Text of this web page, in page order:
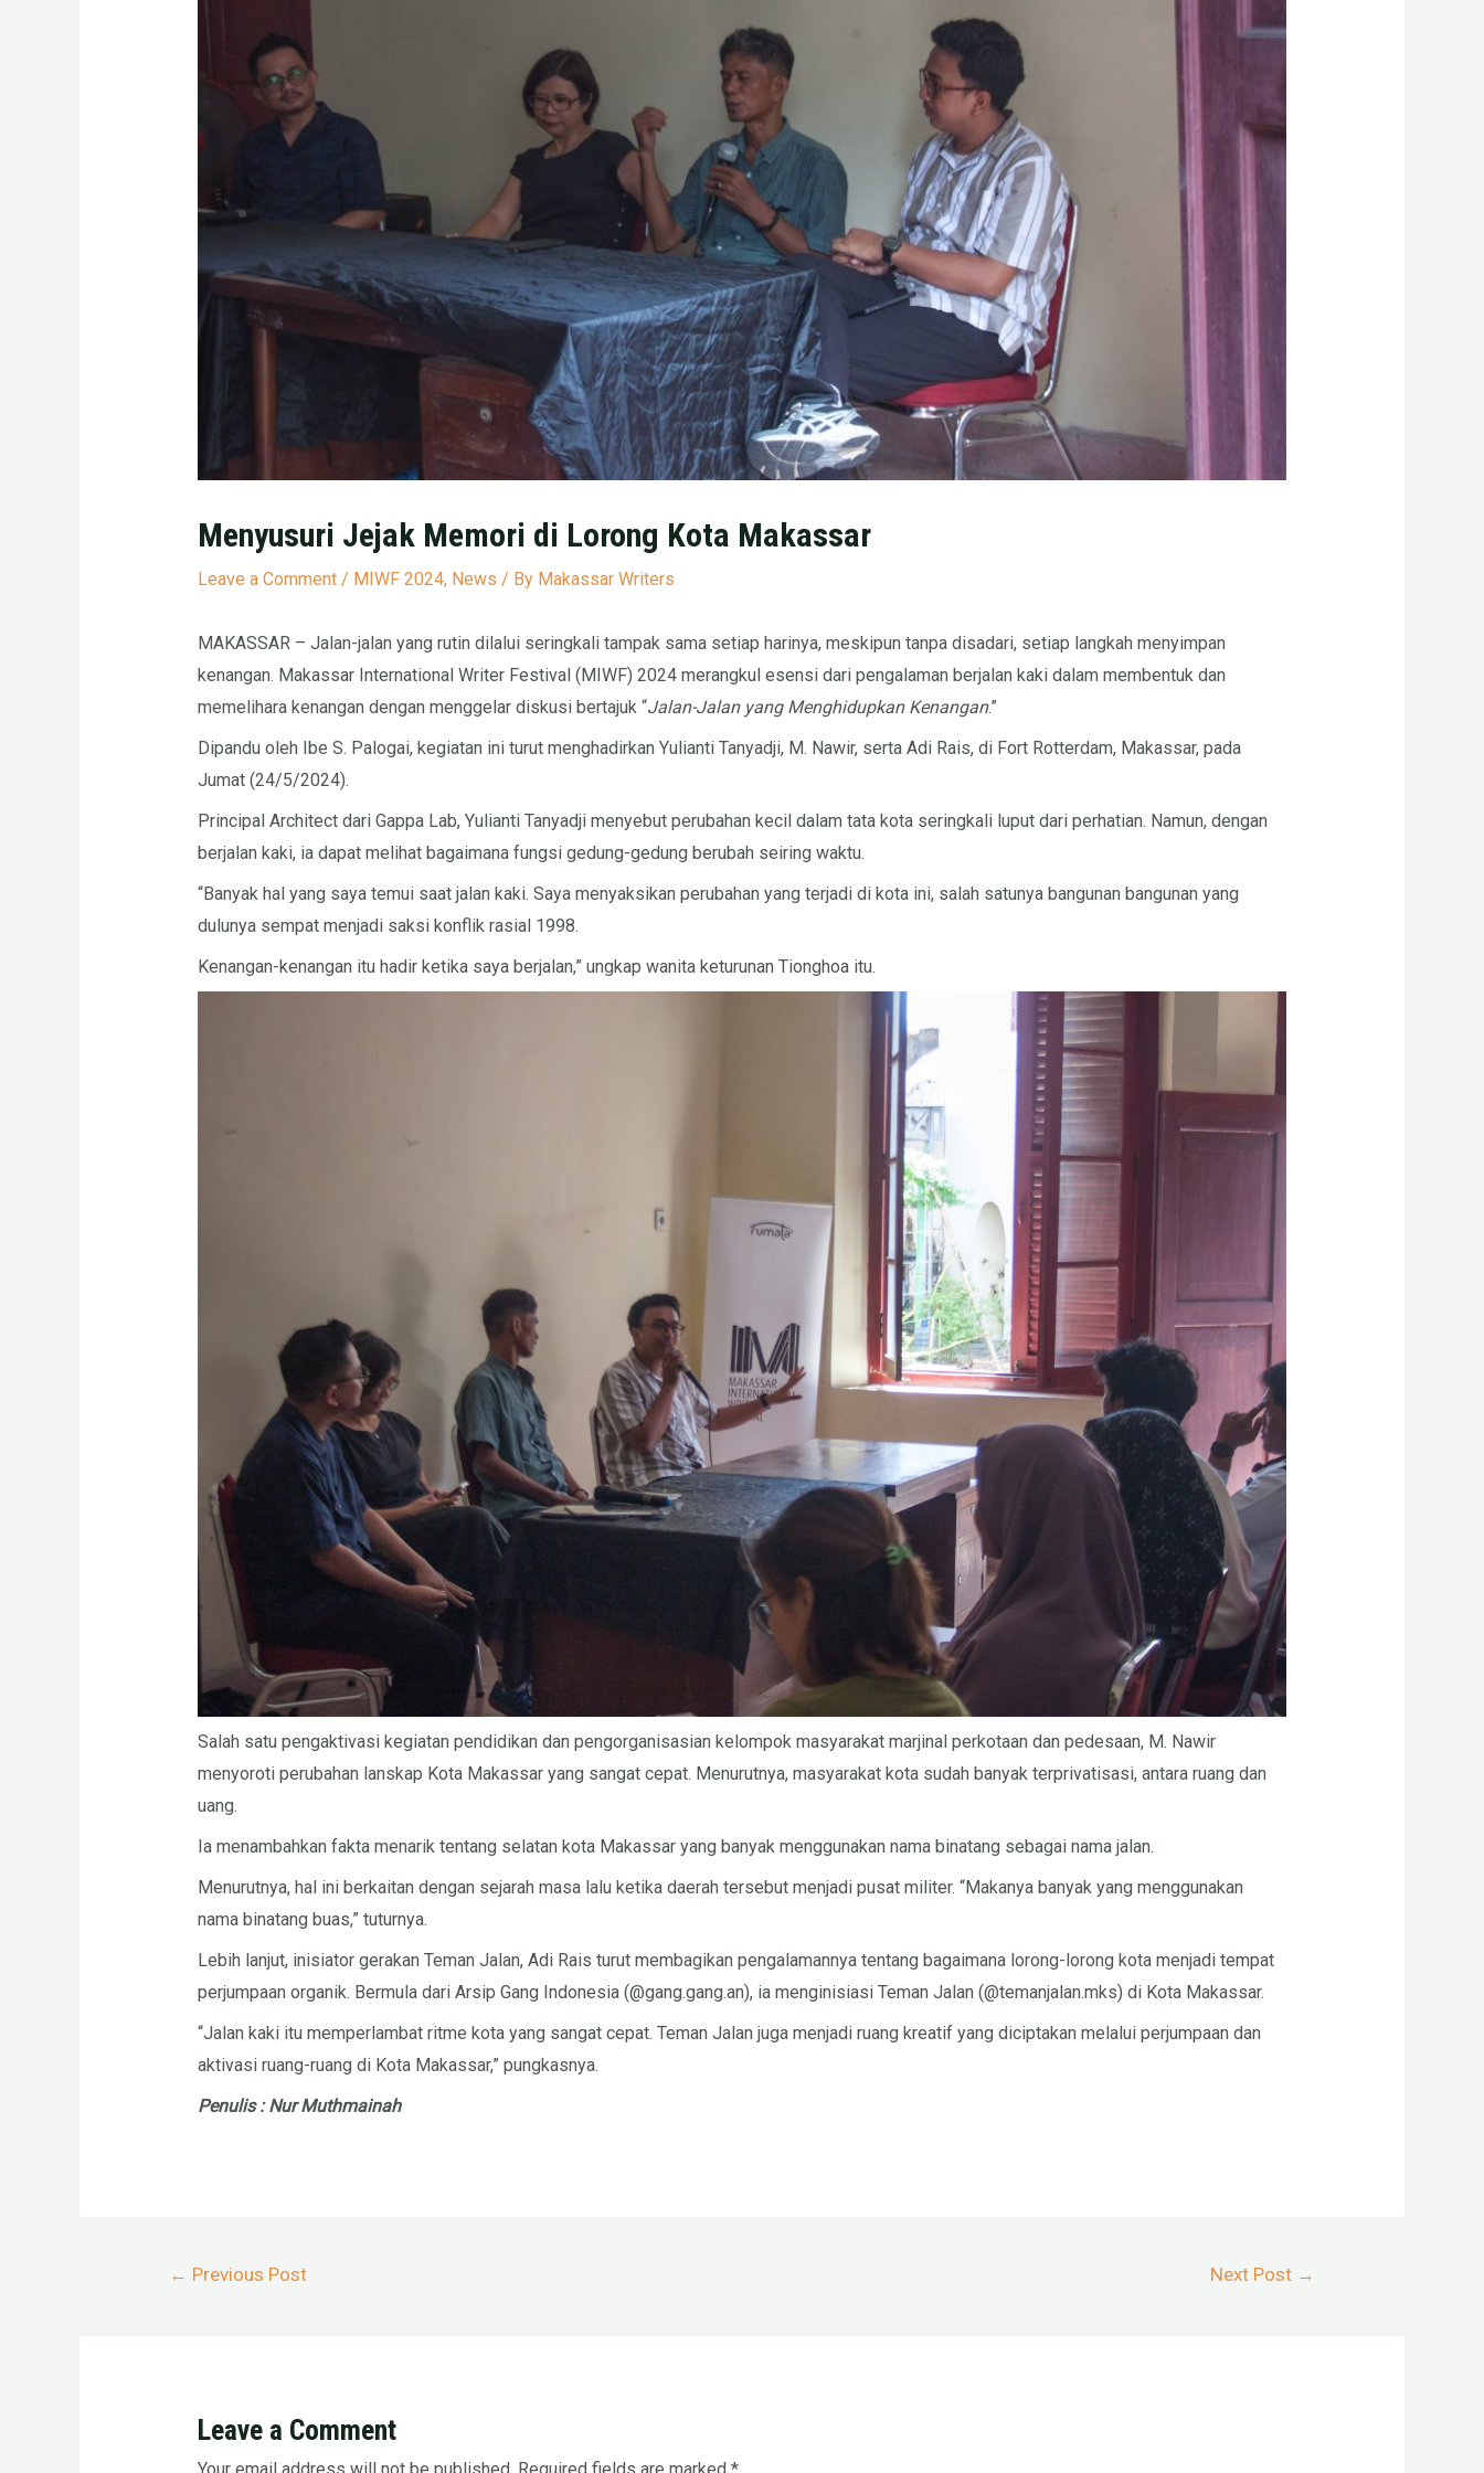
Menyusuri Jejak Memori di Lorong Kota Makassar
Leave a Comment / MIWF 2024, News / By Makassar Writers
MAKASSAR – Jalan-jalan yang rutin dilalui seringkali tampak sama setiap harinya, meskipun tanpa disadari, setiap langkah menyimpan
kenangan. Makassar International Writer Festival (MIWF) 2024 merangkul esensi dari pengalaman berjalan kaki dalam membentuk dan
memelihara kenangan dengan menggelar diskusi bertajuk “Jalan-Jalan yang Menghidupkan Kenangan.”
Dipandu oleh Ibe S. Palogai, kegiatan ini turut menghadirkan Yulianti Tanyadji, M. Nawir, serta Adi Rais, di Fort Rotterdam, Makassar, pada
Jumat (24/5/2024).
Principal Architect dari Gappa Lab, Yulianti Tanyadji menyebut perubahan kecil dalam tata kota seringkali luput dari perhatian. Namun, dengan
berjalan kaki, ia dapat melihat bagaimana fungsi gedung-gedung berubah seiring waktu.
“Banyak hal yang saya temui saat jalan kaki. Saya menyaksikan perubahan yang terjadi di kota ini, salah satunya bangunan bangunan yang
dulunya sempat menjadi saksi konflik rasial 1998.
Kenangan-kenangan itu hadir ketika saya berjalan,” ungkap wanita keturunan Tionghoa itu.
Salah satu pengaktivasi kegiatan pendidikan dan pengorganisasian kelompok masyarakat marjinal perkotaan dan pedesaan, M. Nawir
menyoroti perubahan lanskap Kota Makassar yang sangat cepat. Menurutnya, masyarakat kota sudah banyak terprivatisasi, antara ruang dan
uang.
Ia menambahkan fakta menarik tentang selatan kota Makassar yang banyak menggunakan nama binatang sebagai nama jalan.
Menurutnya, hal ini berkaitan dengan sejarah masa lalu ketika daerah tersebut menjadi pusat militer. “Makanya banyak yang menggunakan
nama binatang buas,” tuturnya.
Lebih lanjut, inisiator gerakan Teman Jalan, Adi Rais turut membagikan pengalamannya tentang bagaimana lorong-lorong kota menjadi tempat
perjumpaan organik. Bermula dari Arsip Gang Indonesia (@gang.gang.an), ia menginisiasi Teman Jalan (@temanjalan.mks) di Kota Makassar.
“Jalan kaki itu memperlambat ritme kota yang sangat cepat. Teman Jalan juga menjadi ruang kreatif yang diciptakan melalui perjumpaan dan
aktivasi ruang-ruang di Kota Makassar,” pungkasnya.
Penulis : Nur Muthmainah
← Previous Post Next Post →
Leave a Comment